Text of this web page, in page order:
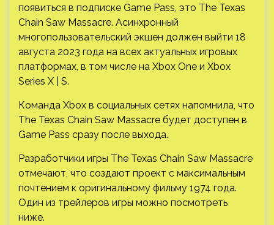
появиться в подписке Game Pass, это The Texas
Chain Saw Massacre. Асинхронный
многопользовательский экшен должен выйти 18
августа 2023 года на всех актуальных игровых
платформах, в том числе на Xbox One и Xbox
Series X | S.
Команда Xbox в социальных сетях напомнила, что
The Texas Chain Saw Massacre будет доступен в
Game Pass сразу после выхода.
Разработчики игры The Texas Chain Saw Massacre
отмечают, что создают проект с максимальным
почтением к оригинальному фильму 1974 года.
Один из трейлеров игры можно посмотреть
ниже.